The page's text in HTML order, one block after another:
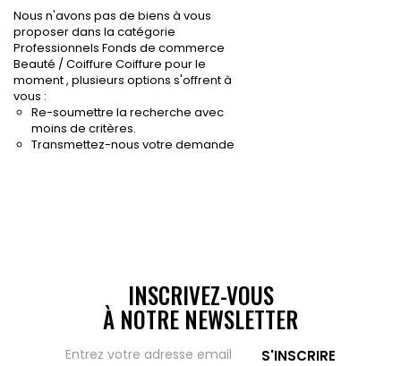
Nous n'avons pas de biens à vous
proposer dans la catégorie
Professionnels Fonds de commerce
Beauté / Coiffure Coiffure pour le
moment , plusieurs options s'offrent à
vous :
Re-soumettre la recherche avec
moins de critères.
Transmettez-nous votre demande
INSCRIVEZ-VOUS
À NOTRE NEWSLETTER
S'INSCRIRE